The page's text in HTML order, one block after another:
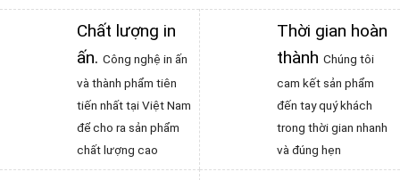
Chất lượng in
ấn. Công nghệ in ấn
và thành phẩm tiên
tiến nhất tại Việt Nam
để cho ra sản phẩm
chất lượng cao
Thời gian hoàn
thành Chúng tôi
cam kết sản phẩm
đến tay quý khách
trong thời gian nhanh
và đúng hẹn